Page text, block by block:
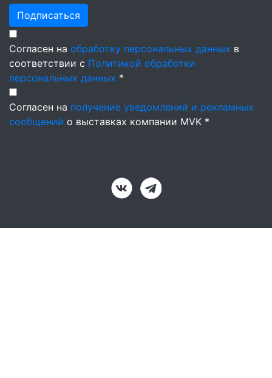
Подписаться
Согласен на обработку персональных данных в
соответствии с Политикой обработки
персональных данных *
Согласен на получение уведомлений и рекламных
сообщений о выставках компании MVK *